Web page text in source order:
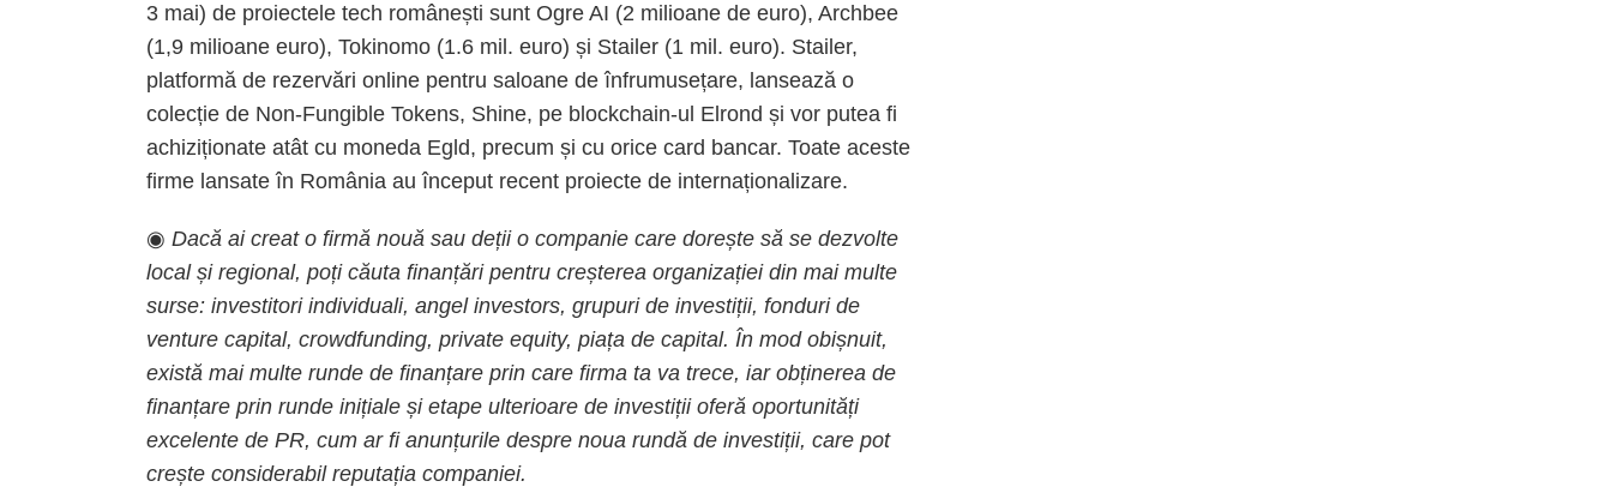
3 mai) de proiectele tech românești sunt Ogre AI (2 milioane de euro), Archbee
(1,9 milioane euro), Tokinomo (1.6 mil. euro) și Stailer (1 mil. euro). Stailer,
platformă de rezervări online pentru saloane de înfrumusețare, lansează o
colecție de Non-Fungible Tokens, Shine, pe blockchain-ul Elrond și vor putea fi
achiziționate atât cu moneda Egld, precum și cu orice card bancar. Toate aceste
firme lansate în România au început recent proiecte de internaționalizare.
◉ Dacă ai creat o firmă nouă sau deții o companie care dorește să se dezvolte
local și regional, poți căuta finanțări pentru creșterea organizației din mai multe
surse: investitori individuali, angel investors, grupuri de investiții, fonduri de
venture capital, crowdfunding, private equity, piața de capital. În mod obișnuit,
există mai multe runde de finanțare prin care firma ta va trece, iar obținerea de
finanțare prin runde inițiale și etape ulterioare de investiții oferă oportunități
excelente de PR, cum ar fi anunțurile despre noua rundă de investiții, care pot
crește considerabil reputația companiei.